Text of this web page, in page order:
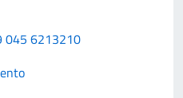
045 6213210